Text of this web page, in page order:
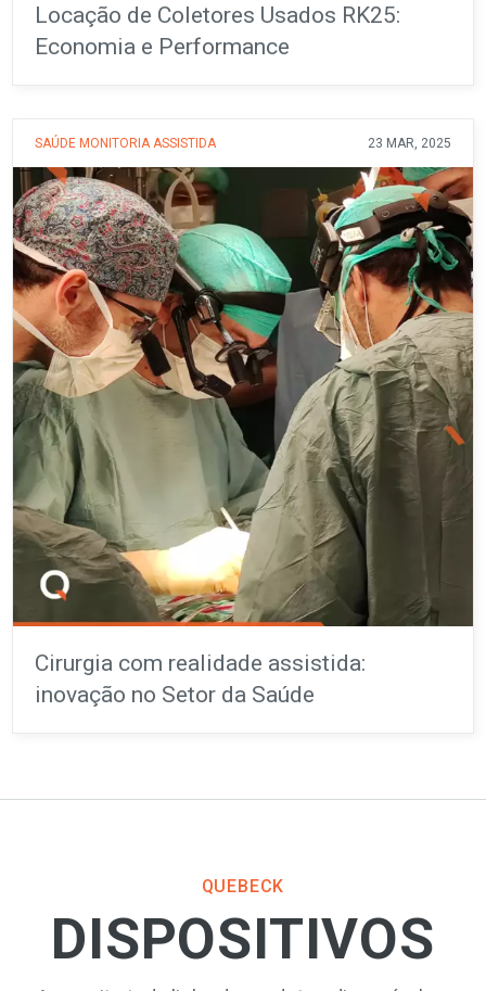
Locação de Coletores Usados RK25:
Economia e Performance
SAÚDE MONITORIA ASSISTIDA 23 MAR, 2025
Cirurgia com realidade assistida:
inovação no Setor da Saúde
QUEBECK
DISPOSITIVOS